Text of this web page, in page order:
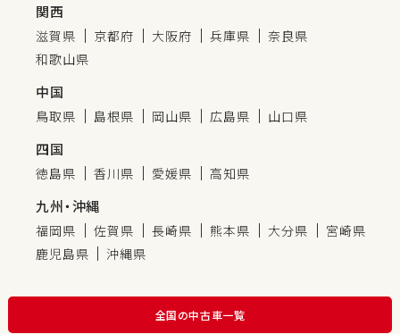
関西
滋賀県 京都府 大阪府 兵庫県
奈良県
和歌山県
中国
鳥取県 島根県 岡山県 広島県 山口県
四国
徳島県 香川県 愛媛県 高知県
九州・沖縄
福岡県 佐賀県 長崎県 熊本県 大分県
宮崎県
鹿児島県
沖縄県
全国の中古車一覧